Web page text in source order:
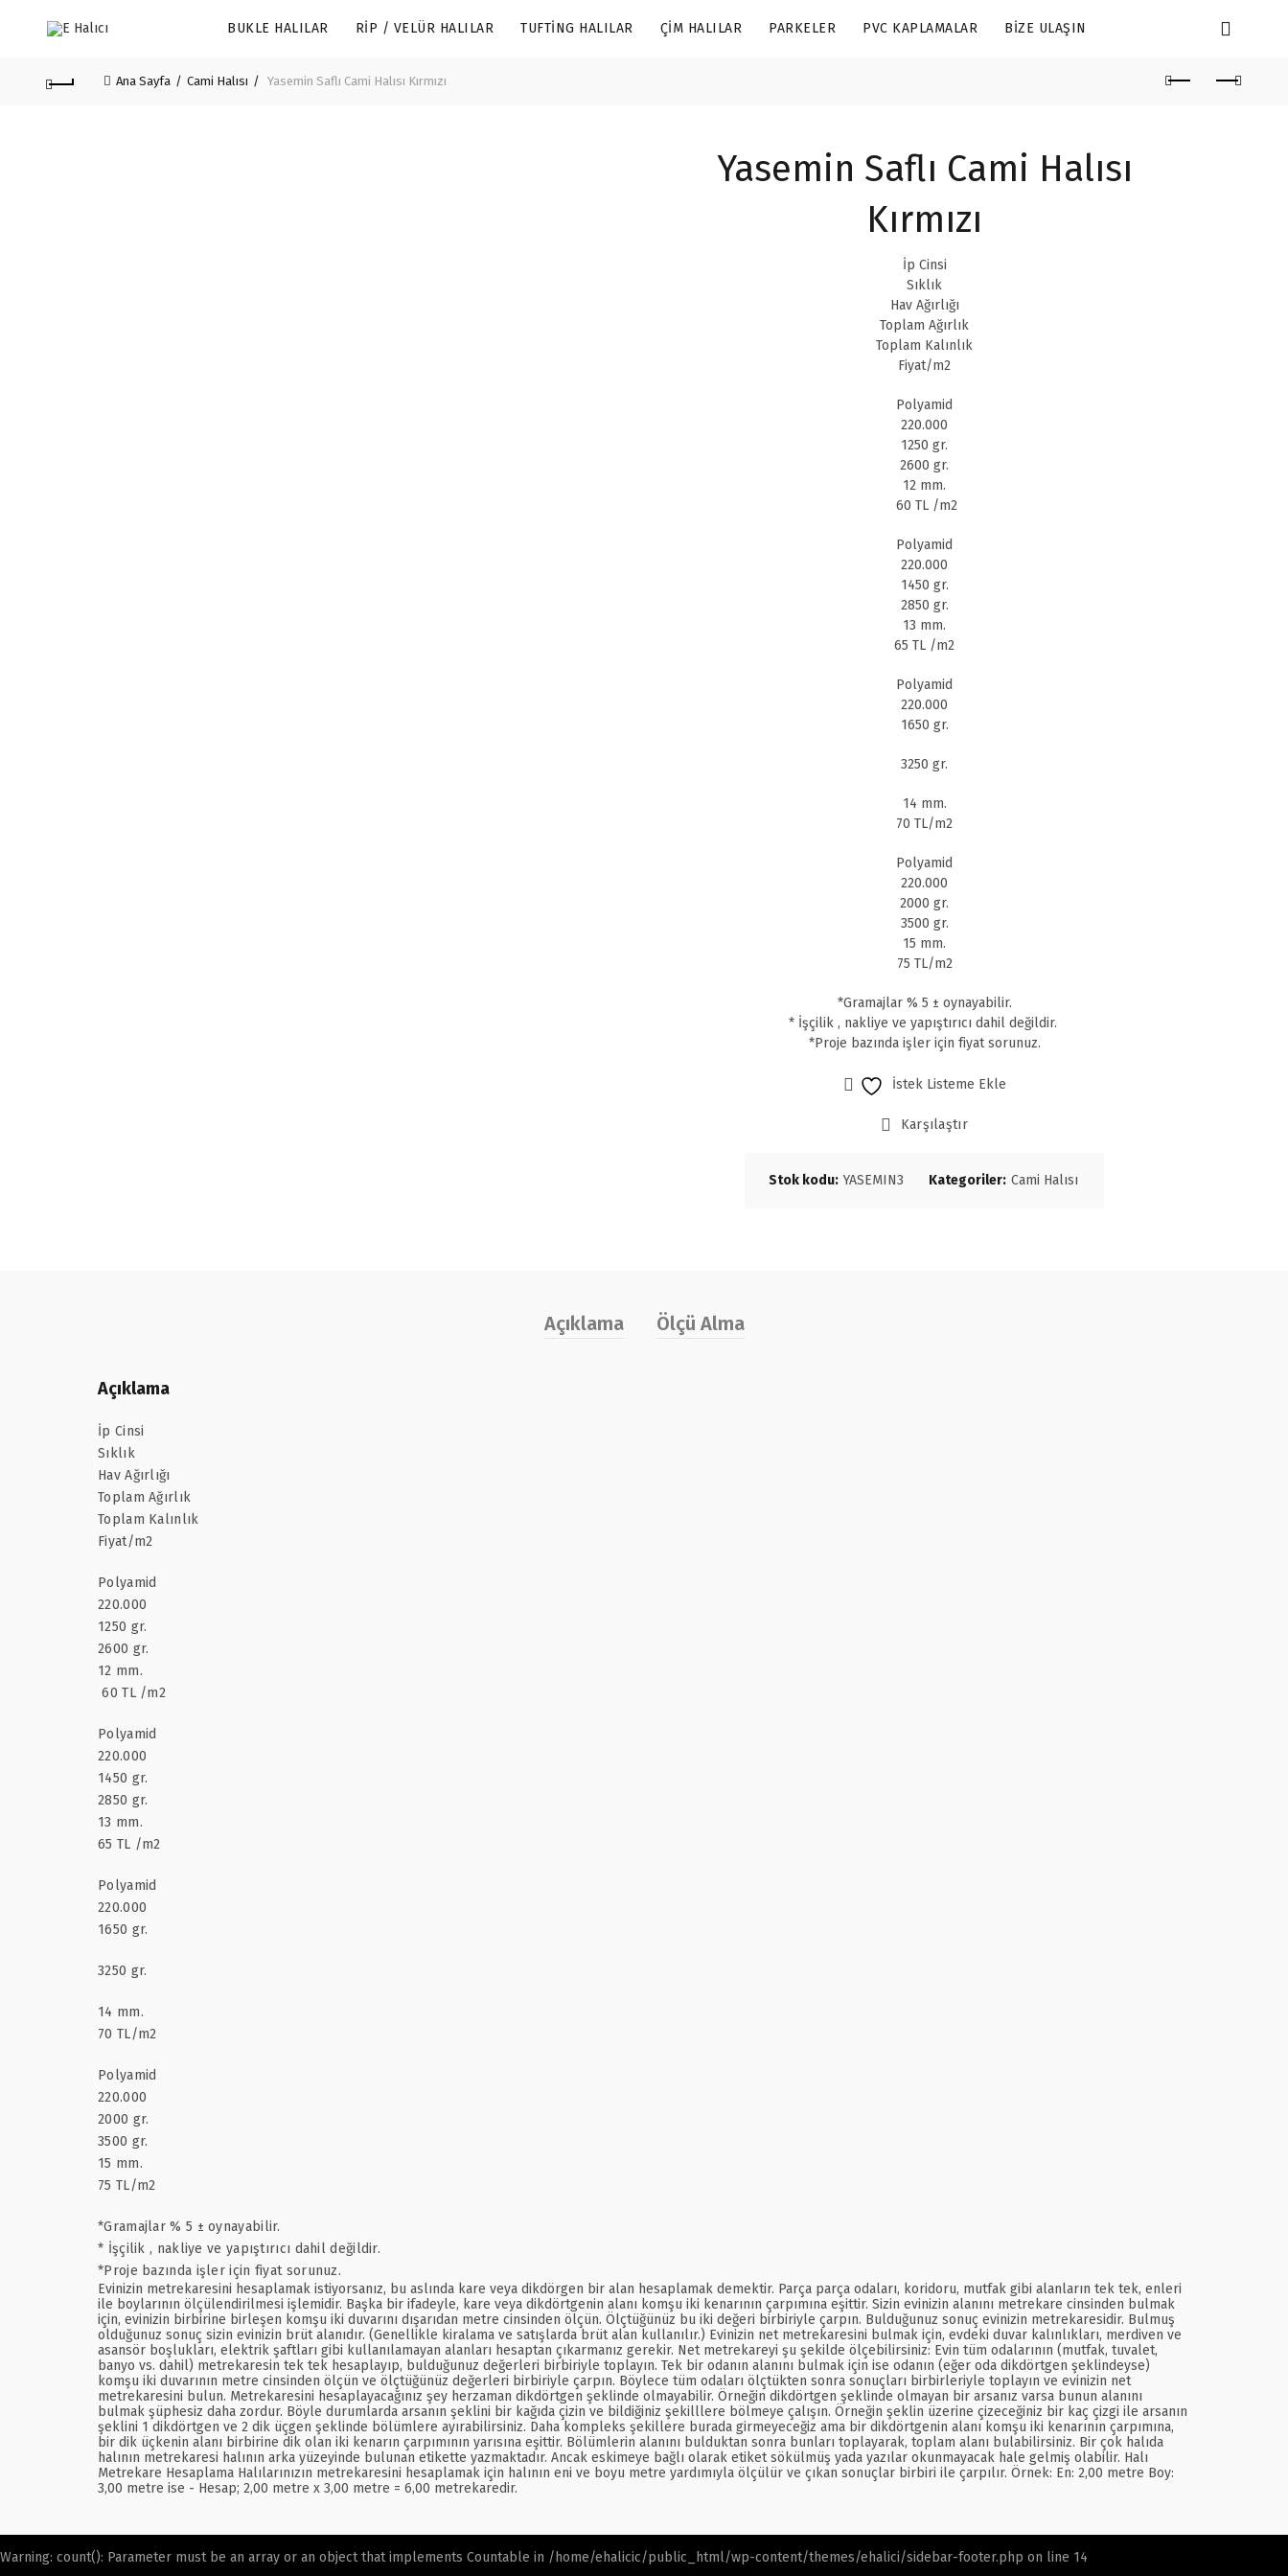
BUKLE HALILAR RIP / VELÜR HALILAR TUFTING HALILAR ÇIM HALILAR PARKELER PVC KAPLAMALAR BIZE ULAŞIN
Ana Sayfa Cami Halısı Yasemin Saflı Cami Halısı Kırmızı
Yasemin Saflı Cami Halısı
Kırmızı
İp Cinsi
Sıklık
Hav Ağırlığı
Toplam Ağırlık
Toplam Kalınlık
Fiyat/m2
Polyamid
220.000
1250 gr.
2600 gr.
12 mm.
60 TL /m2
Polyamid
220.000
1450 gr.
2850 gr.
13 mm.
65 TL /m2
Polyamid
220.000
1650 gr.
3250 gr.
14 mm.
70 TL/m2
Polyamid
220.000
2000 gr.
3500 gr.
15 mm.
75 TL/m2
*Gramajlar % 5 ± oynayabilir.
* İşçilik , nakliye ve yapıştırıcı dahil değildir.
*Proje bazında işler için fiyat sorunuz.
İstek Listeme Ekle
Karşılaştır
Stok kodu: YASEMIN3 Kategoriler: Cami Halısı
Açıklama Ölçü Alma
Açıklama
İp Cinsi
Sıklık
Hav Ağırlığı
Toplam Ağırlık
Toplam Kalınlık
Fiyat/m2
Polyamid
220.000
1250 gr.
2600 gr.
12 mm.
60 TL /m2
Polyamid
220.000
1450 gr.
2850 gr.
13 mm.
65 TL /m2
Polyamid
220.000
1650 gr.
3250 gr.
14 mm.
70 TL/m2
Polyamid
220.000
2000 gr.
3500 gr.
15 mm.
75 TL/m2
*Gramajlar % 5 ± oynayabilir.
* İşçilik , nakliye ve yapıştırıcı dahil değildir.
*Proje bazında işler için fiyat sorunuz.
Evinizin metrekaresini hesaplamak istiyorsanız, bu aslında kare veya dikdörgen bir alan hesaplamak demektir. Parça parça odaları, koridoru, mutfak gibi alanların tek tek, enleri
ile boylarının ölçülendirilmesi işlemidir. Başka bir ifadeyle, kare veya dikdörtgenin alanı komşu iki kenarının çarpımına eşittir. Sizin evinizin alanını metrekare cinsinden bulmak
için, evinizin birbirine birleşen komşu iki duvarını dışarıdan metre cinsinden ölçün. Ölçtüğünüz bu iki değeri birbiriyle çarpın. Bulduğunuz sonuç evinizin metrekaresidir. Bulmuş
olduğunuz sonuç sizin evinizin brüt alanıdır. (Genellikle kiralama ve satışlarda brüt alan kullanılır.) Evinizin net metrekaresini bulmak için, evdeki duvar kalınlıkları, merdiven ve
asansör boşlukları, elektrik şaftları gibi kullanılamayan alanları hesaptan çıkarmanız gerekir. Net metrekareyi şu şekilde ölçebilirsiniz: Evin tüm odalarının (mutfak, tuvalet,
banyo vs. dahil) metrekaresin tek tek hesaplayıp, bulduğunuz değerleri birbiriyle toplayın. Tek bir odanın alanını bulmak için ise odanın (eğer oda dikdörtgen şeklindeyse)
komşu iki duvarının metre cinsinden ölçün ve ölçtüğünüz değerleri birbiriyle çarpın. Böylece tüm odaları ölçtükten sonra sonuçları birbirleriyle toplayın ve evinizin net
metrekaresini bulun. Metrekaresini hesaplayacağınız şey herzaman dikdörtgen şeklinde olmayabilir. Örneğin dikdörtgen şeklinde olmayan bir arsanız varsa bunun alanını
bulmak şüphesiz daha zordur. Böyle durumlarda arsanın şeklini bir kağıda çizin ve bildiğiniz şekilllere bölmeye çalışın. Örneğin şeklin üzerine çizeceğiniz bir kaç çizgi ile arsanın
şeklini 1 dikdörtgen ve 2 dik üçgen şeklinde bölümlere ayırabilirsiniz. Daha kompleks şekillere burada girmeyeceğiz ama bir dikdörtgenin alanı komşu iki kenarının çarpımına,
bir dik üçkenin alanı birbirine dik olan iki kenarın çarpımının yarısına eşittir. Bölümlerin alanını bulduktan sonra bunları toplayarak, toplam alanı bulabilirsiniz. Bir çok halıda
halının metrekaresi halının arka yüzeyinde bulunan etikette yazmaktadır. Ancak eskimeye bağlı olarak etiket sökülmüş yada yazılar okunmayacak hale gelmiş olabilir. Halı
Metrekare Hesaplama Halılarınızın metrekaresini hesaplamak için halının eni ve boyu metre yardımıyla ölçülür ve çıkan sonuçlar birbiri ile çarpılır. Örnek: En: 2,00 metre Boy:
3,00 metre ise - Hesap; 2,00 metre x 3,00 metre = 6,00 metrekaredir.
Warning: count(): Parameter must be an array or an object that implements Countable in /home/ehalicic/public_html/wp-content/themes/ehalici/sidebar-footer.php on line 14